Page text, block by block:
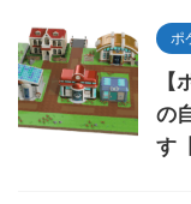
ポ
の
す